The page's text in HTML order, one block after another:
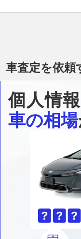
車査定を依頼
個人情報
車の相場